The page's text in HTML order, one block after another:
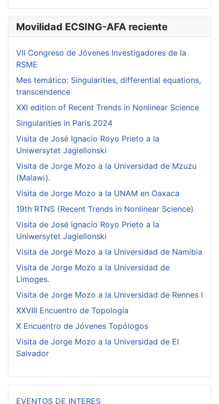
Movilidad ECSING-AFA reciente
VII Congreso de Jóvenes Investigadores de la
RSME
Mes temático: Singularities, differential equations,
transcendence
XXI edition of Recent Trends in Nonlinear Science
Singularities in Paris 2024
Visita de José Ignacio Royo Prieto a la
Uniwersytet Jagiellonski
Visita de Jorge Mozo a la Universidad de Mzuzu
(Malawi).
Visita de Jorge Mozo a la UNAM en Oaxaca
19th RTNS (Recent Trends in Nonlinear Science)
Visita de José Ignacio Royo Prieto a la
Uniwersytet Jagiellonski
Visita de Jorge Mozo a la Universidad de Namibia
Visita de Jorge Mozo a la Universidad de
Limoges.
Visita de Jorge Mozo a la Universidad de Rennes I
XXVIII Encuentro de Topología
X Encuentro de Jóvenes Topólogos
Visita de Jorge Mozo a la Universidad de El
Salvador
EVENTOS DE INTERES